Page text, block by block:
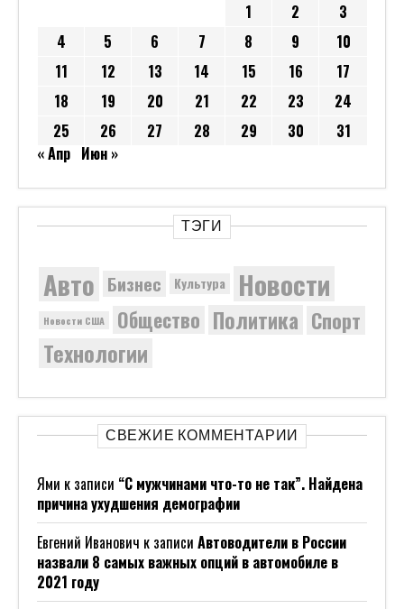
1 2
3
4
5 6 7 8 9
10
11
12 13 14 15 16
17
18
19 20 21 22 23
24
25
26 27 28 29 30
31
« Апр Июн »
ТЭГИ
Авто Бизнес Культура Новости
Новости США Общество Политика Спорт
Технологии
СВЕЖИЕ КОММЕНТАРИИ
Ями к записи “С мужчинами что-то не так”. Найдена
причина ухудшения демографии
Евгений Иванович к записи Автоводители в России
назвали 8 самых важных опций в автомобиле в
2021 году